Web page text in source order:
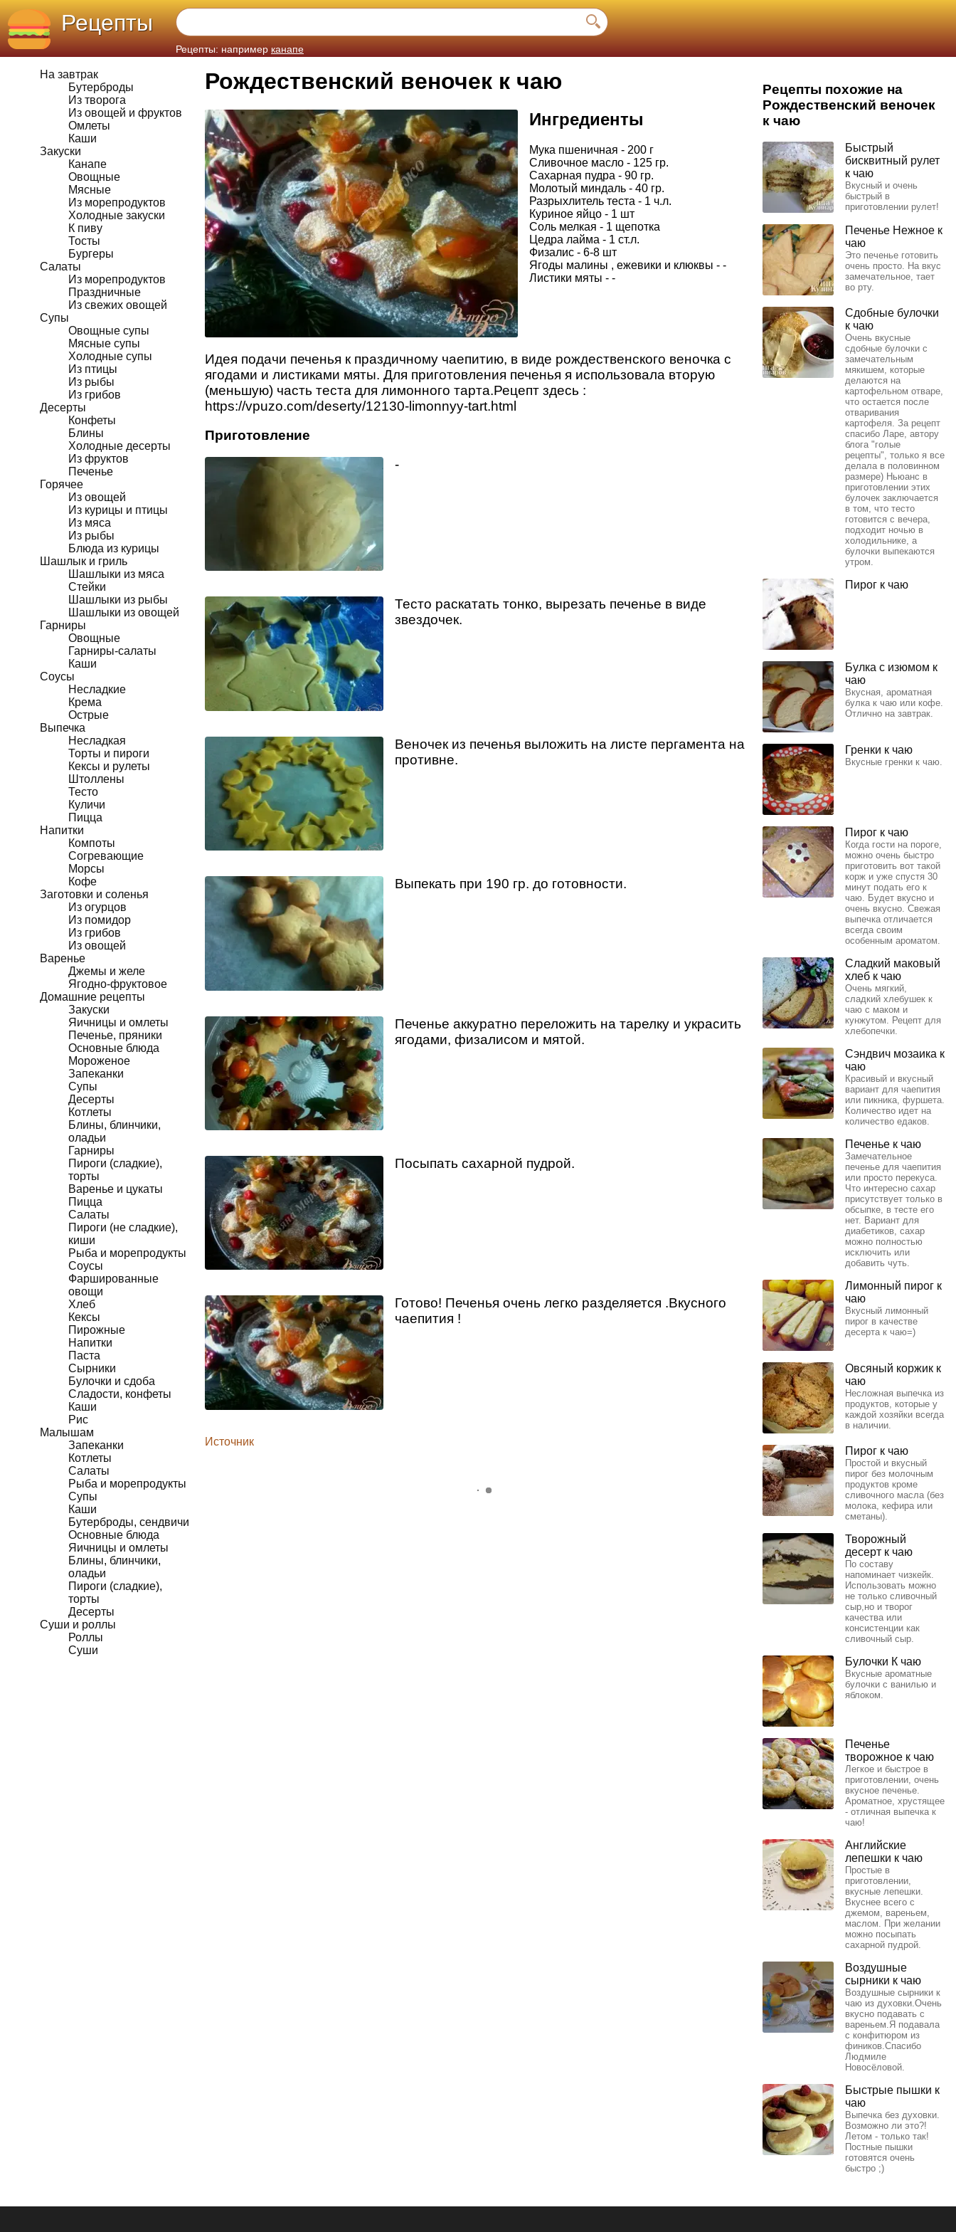
Рецепты
Рецепты: например канапе
На завтрак
Бутерброды
Из творога
Из овощей и фруктов
Омлеты
Каши
Закуски
Канапе
Овощные
Мясные
Из морепродуктов
Холодные закуски
К пиву
Тосты
Бургеры
Салаты
Из морепродуктов
Праздничные
Из свежих овощей
Супы
Овощные супы
Мясные супы
Холодные супы
Из птицы
Из рыбы
Из грибов
Десерты
Конфеты
Блины
Холодные десерты
Из фруктов
Печенье
Горячее
Из овощей
Из курицы и птицы
Из мяса
Из рыбы
Блюда из курицы
Шашлык и гриль
Шашлыки из мяса
Стейки
Шашлыки из рыбы
Шашлыки из овощей
Гарниры
Овощные
Гарниры-салаты
Каши
Соусы
Несладкие
Крема
Острые
Выпечка
Несладкая
Торты и пироги
Кексы и рулеты
Штоллены
Тесто
Куличи
Пицца
Напитки
Компоты
Согревающие
Морсы
Кофе
Заготовки и соленья
Из огурцов
Из помидор
Из грибов
Из овощей
Варенье
Джемы и желе
Ягодно-фруктовое
Домашние рецепты
Закуски
Яичницы и омлеты
Печенье, пряники
Основные блюда
Мороженое
Запеканки
Супы
Десерты
Котлеты
Блины, блинчики,
оладьи
Гарниры
Пироги (сладкие),
торты
Варенье и цукаты
Пицца
Салаты
Пироги (не сладкие),
киши
Рыба и морепродукты
Соусы
Фаршированные
овощи
Хлеб
Кексы
Пирожные
Напитки
Паста
Сырники
Булочки и сдоба
Сладости, конфеты
Каши
Рис
Малышам
Запеканки
Котлеты
Салаты
Рыба и морепродукты
Супы
Каши
Бутерброды, сендвичи
Основные блюда
Яичницы и омлеты
Блины, блинчики,
оладьи
Пироги (сладкие),
торты
Десерты
Суши и роллы
Роллы
Суши
Рождественский веночек к чаю
Ингредиенты
Мука пшеничная - 200 г
Сливочное масло - 125 гр.
Сахарная пудра - 90 гр.
Молотый миндаль - 40 гр.
Разрыхлитель теста - 1 ч.л.
Куриное яйцо - 1 шт
Соль мелкая - 1 щепотка
Цедра лайма - 1 ст.л.
Физалис - 6-8 шт
Ягоды малины , ежевики и клюквы - -
Листики мяты - -
Идея подачи печенья к праздичному чаепитию, в виде рождественского веночка с
ягодами и листиками мяты. Для приготовления печенья я использовала вторую
(меньшую) часть теста для лимонного тарта.Рецепт здесь :
https://vpuzo.com/deserty/12130-limonnyy-tart.html
Приготовление
-
Тесто раскатать тонко, вырезать печенье в виде
звездочек.
Веночек из печенья выложить на листе пергамента на
противне.
Выпекать при 190 гр. до готовности.
Печенье аккуратно переложить на тарелку и украсить
ягодами, физалисом и мятой.
Посыпать сахарной пудрой.
Готово! Печенья очень легко разделяется .Вкусного
чаепития !
Источник
Рецепты похожие на
Рождественский веночек
к чаю
Быстрый
бисквитный рулет
к чаю
Вкусный и очень
быстрый в
приготовлении рулет!
Печенье Нежное к
чаю
Это печенье готовить
очень просто. На вкус
замечательное, тает
во рту.
Сдобные булочки
к чаю
Очень вкусные
сдобные булочки с
замечательным
мякишем, которые
делаются на
картофельном отваре,
что остается после
отваривания
картофеля. За рецепт
спасибо Ларе, автору
блога "голые
рецепты", только я все
делала в половинном
размере) Ньюанс в
приготовлении этих
булочек заключается
в том, что тесто
готовится с вечера,
подходит ночью в
холодильнике, а
булочки выпекаются
утром.
Пирог к чаю
Булка с изюмом к
чаю
Вкусная, ароматная
булка к чаю или кофе.
Отлично на завтрак.
Гренки к чаю
Вкусные гренки к чаю.
Пирог к чаю
Когда гости на пороге,
можно очень быстро
приготовить вот такой
корж и уже спустя 30
минут подать его к
чаю. Будет вкусно и
очень вкусно. Свежая
выпечка отличается
всегда своим
особенным ароматом.
Сладкий маковый
хлеб к чаю
Очень мягкий,
сладкий хлебушек к
чаю с маком и
кунжутом. Рецепт для
хлебопечки.
Сэндвич мозаика к
чаю
Красивый и вкусный
вариант для чаепития
или пикника, фуршета.
Количество идет на
количество едаков.
Печенье к чаю
Замечательное
печенье для чаепития
или просто перекуса.
Что интересно сахар
присутствует только в
обсыпке, в тесте его
нет. Вариант для
диабетиков, сахар
можно полностью
исключить или
добавить чуть.
Лимонный пирог к
чаю
Вкусный лимонный
пирог в качестве
десерта к чаю=)
Овсяный коржик к
чаю
Несложная выпечка из
продуктов, которые у
каждой хозяйки всегда
в наличии.
Пирог к чаю
Простой и вкусный
пирог без молочным
продуктов кроме
сливочного масла (без
молока, кефира или
сметаны).
Творожный
десерт к чаю
По составу
напоминает чизкейк.
Использовать можно
не только сливочный
сыр,но и творог
качества или
консистенции как
сливочный сыр.
Булочки К чаю
Вкусные ароматные
булочки с ванилью и
яблоком.
Печенье
творожное к чаю
Легкое и быстрое в
приготовлении, очень
вкусное печенье.
Ароматное, хрустящее
- отличная выпечка к
чаю!
Английские
лепешки к чаю
Простые в
приготовлении,
вкусные лепешки.
Вкуснее всего с
джемом, вареньем,
маслом. При желании
можно посыпать
сахарной пудрой.
Воздушные
сырники к чаю
Воздушные сырники к
чаю из духовки.Очень
вкусно подавать с
вареньем.Я подавала
с конфитюром из
фиников.Спасибо
Людмиле
Новосёловой.
Быстрые пышки к
чаю
Выпечка без духовки.
Возможно ли это?!
Летом - только так!
Постные пышки
готовятся очень
быстро ;)